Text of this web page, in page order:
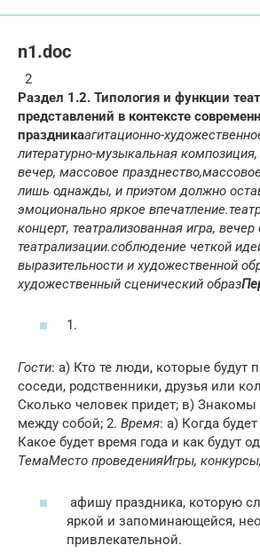
n1.doc
2
Раздел 1.2. Типология и функции
представлений в контексте
праздникаагитационно-
литературно-музыкальная
вечер, массовое празднество,мас
лишь однажды, и приэтом должно оста
эмоционально яркое впечатление.
концерт, театрализованная игра,
театрализации.соблюдение четкой
выразительности и художественной
художественный сценический образ
1.
Гости: a) Кто те люди, которые будут
соседи, родственники, друзья или
Сколько человек придет; в)
между собой; 2. Время: a) Когда
Какое будет время года и как будут
ТемаМесто проведенияИгры,
афишу праздника, которую
яркой и запоминающейся,
привлекательной.